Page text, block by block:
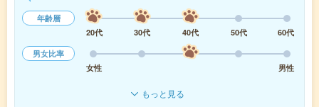
年齢層
20代
30代 40代 50代
60代
男女比率
女性
男性
もっと見る